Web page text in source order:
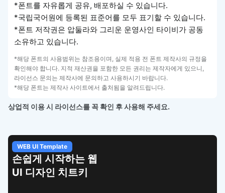
*폰트를 자유롭게 공유, 배포하실 수 있습니다.
*국립국어원에 등록된 표준어를 모두 표기할 수 있습니다.
*폰트 저작권은 압둘라와 그리운 운영사인 타이비가 공동
소유하고 있습니다.
*해당 폰트의 사용범위는 참조용이며, 실제 적용 전 폰트 제작사의 규정을
확인해야 합니다. 지적 재산권을 포함한 모든 권리는 제작자에게 있으니,
라이선스 문의는 제작사에 문의하고 사용하시기 바랍니다.
*해당 폰트는 제작사 사이트에서 출처됨을 알려드립니다.
상업적 이용 시 라이선스를 꼭 확인 후 사용해 주세요.
WEB UI Template
손쉽게 시작하는 웹
UI 디자인 치트키